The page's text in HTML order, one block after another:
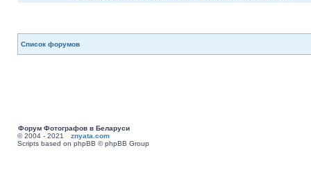
Список форумов
Форум Фотографов в Беларуси
© 2004 - 2021 znyata.com
Scripts based on phpBB © phpBB Group